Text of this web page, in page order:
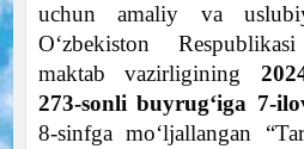
uchun amaliy va
O‘zbekiston
maktab vazirligining
273-sonli buyrug‘iga 7-
8-sinfga mo‘ljallangan